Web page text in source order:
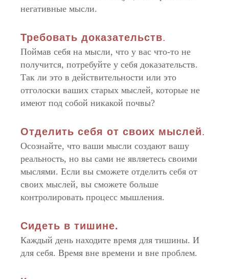
негативные мысли.
Требовать доказательств.
Поймав себя на мысли, что у вас что-то не
получится, потребуйте у себя доказательств.
Так ли это в действительности или это
отголоски ваших старых мыслей, которые не
имеют под собой никакой почвы?
Отделить себя от своих мыслей.
Осознайте, что ваши мысли создают вашу
реальность, но вы сами не являетесь своими
мыслями. Если вы сможете отделить себя от
своих мыслей, вы сможете больше
контролировать процесс мышления.
Сидеть в тишине.
Каждый день находите время для тишины. И
для себя. Время вне времени и вне проблем.